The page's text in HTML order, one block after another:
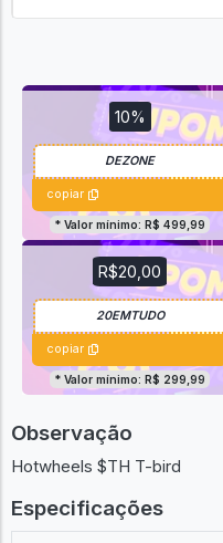
10%
copiar
* Valor mínimo: R$ 499,99
R$20,00
copiar
* Valor mínimo: R$ 299,99
Observação
Hotwheels $TH T-bird
Especificações